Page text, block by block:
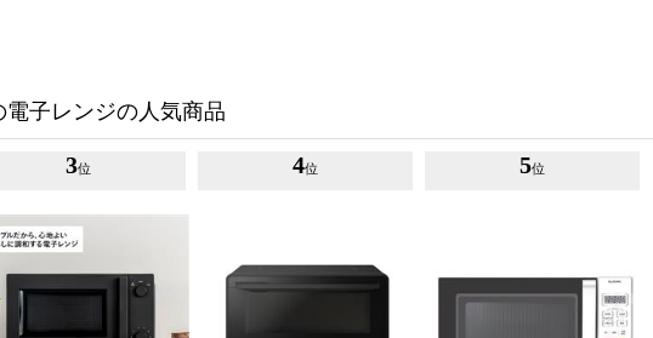
電子レンジの人気商品
3位 4位 5位